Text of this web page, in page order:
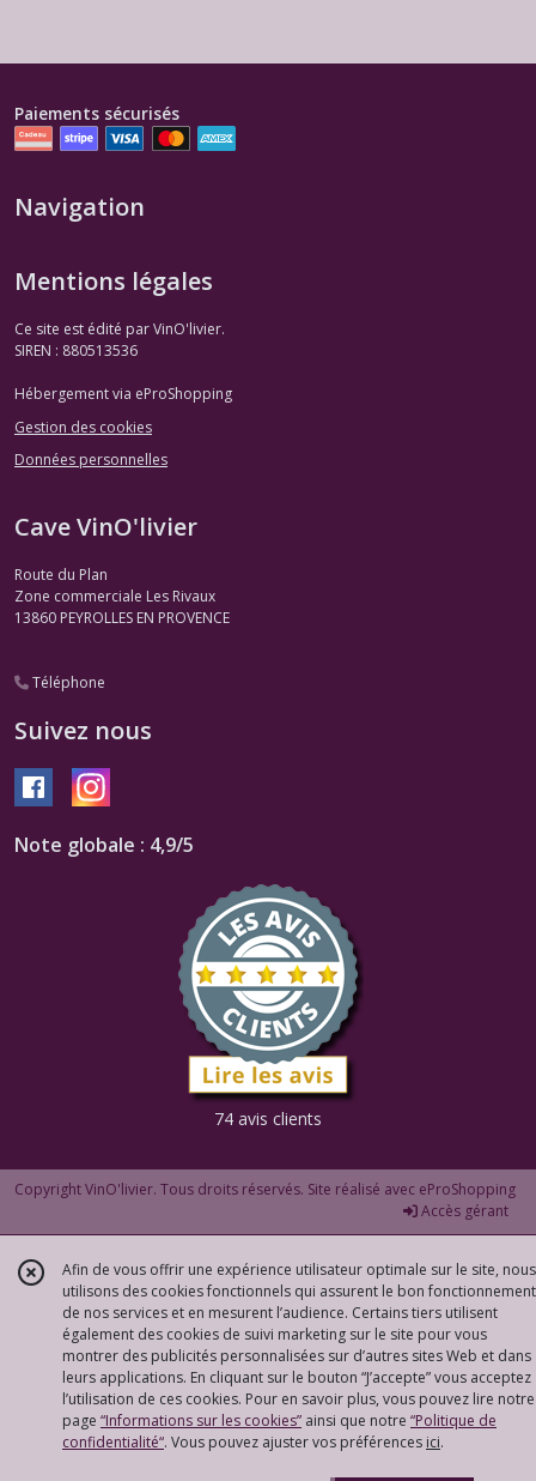
Paiements sécurisés
Navigation
Mentions légales
Ce site est édité par VinO'livier.
SIREN : 880513536
Hébergement via eProShopping
Gestion des cookies
Données personnelles
Cave VinO'livier
Route du Plan
Zone commerciale Les Rivaux
13860 PEYROLLES EN PROVENCE
Téléphone
Suivez nous
Note globale : 4,9/5
74 avis clients
Copyright VinO'livier. Tous droits réservés. Site réalisé avec eProShopping
Accès gérant
Afin de vous offrir une expérience utilisateur optimale sur le site, nous
utilisons des cookies fonctionnels qui assurent le bon fonctionnement
de nos services et en mesurent l’audience. Certains tiers utilisent
également des cookies de suivi marketing sur le site pour vous
montrer des publicités personnalisées sur d’autres sites Web et dans
leurs applications. En cliquant sur le bouton “J’accepte” vous acceptez
l’utilisation de ces cookies. Pour en savoir plus, vous pouvez lire notre
page “Informations sur les cookies” ainsi que notre “Politique de
confidentialité“. Vous pouvez ajuster vos préférences ici.